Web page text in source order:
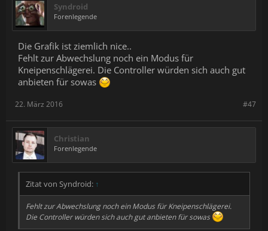
Syndroid
Forenlegende
Die Grafik ist ziemlich nice..
Fehlt zur Abwechslung noch ein Modus für
Kneipenschlägerei. Die Controller würden sich auch gut
anbieten für sowas
#47
22. März 2016
Christian
Forenlegende
Zitat von Syndroid: ↑
Fehlt zur Abwechslung noch ein Modus für Kneipenschlägerei.
Die Controller würden sich auch gut anbieten für sowas